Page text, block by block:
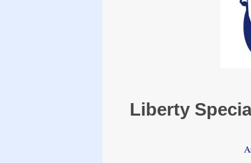
Liberty